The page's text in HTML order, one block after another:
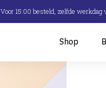
Voor 15:00 besteld, zelfde werkdag
Shop